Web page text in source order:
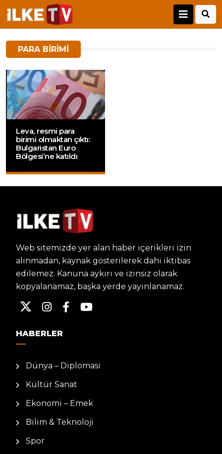
PARA BIRIMI
Leva, resmi para
birimi olmaktan çıktı:
Bulgaristan Euro
Bölgesi’ne katıldı
Web sitemizde yer alan haber içerikleri izin
alınmadan, kaynak gösterilerek dahi iktibas
edilemez. Kanuna aykırı ve izinsiz olarak
kopyalanamaz, başka yerde yayınlanamaz.
HABERLER
Dünya – Diplomasi
Kültür Sanat
Ekonomi – Emek
Bilim & Teknoloji
Spor